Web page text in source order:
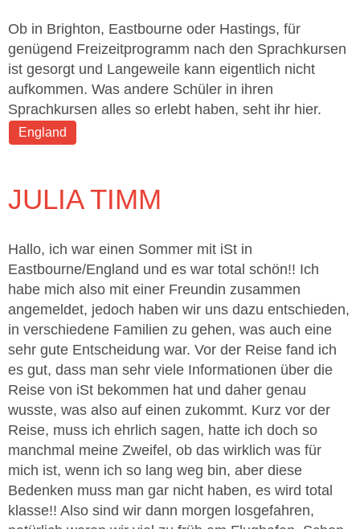
Ob in Brighton, Eastbourne oder Hastings, für
genügend Freizeitprogramm nach den Sprachkursen
ist gesorgt und Langeweile kann eigentlich nicht
aufkommen. Was andere Schüler in ihren
Sprachkursen alles so erlebt haben, seht ihr hier.
England
JULIA TIMM
Hallo, ich war einen Sommer mit iSt in
Eastbourne/England und es war total schön!! Ich
habe mich also mit einer Freundin zusammen
angemeldet, jedoch haben wir uns dazu entschieden,
in verschiedene Familien zu gehen, was auch eine
sehr gute Entscheidung war. Vor der Reise fand ich
es gut, dass man sehr viele Informationen über die
Reise von iSt bekommen hat und daher genau
wusste, was also auf einen zukommt. Kurz vor der
Reise, muss ich ehrlich sagen, hatte ich doch so
manchmal meine Zweifel, ob das wirklich was für
mich ist, wenn ich so lang weg bin, aber diese
Bedenken muss man gar nicht haben, es wird total
klasse!! Also sind wir dann morgen losgefahren,